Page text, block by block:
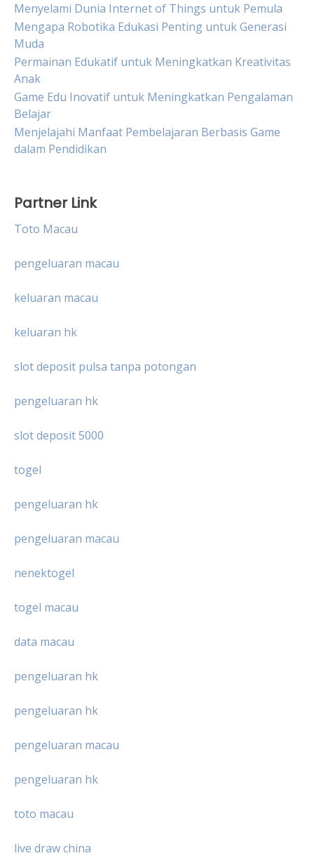
Menyelami Dunia Internet of Things untuk Pemula
Mengapa Robotika Edukasi Penting untuk Generasi
Muda
Permainan Edukatif untuk Meningkatkan Kreativitas
Anak
Game Edu Inovatif untuk Meningkatkan Pengalaman
Belajar
Menjelajahi Manfaat Pembelajaran Berbasis Game
dalam Pendidikan
Partner Link
Toto Macau
pengeluaran macau
keluaran macau
keluaran hk
slot deposit pulsa tanpa potongan
pengeluaran hk
slot deposit 5000
togel
pengeluaran hk
pengeluaran macau
nenektogel
togel macau
data macau
pengeluaran hk
pengeluaran hk
pengeluaran macau
pengeluaran hk
toto macau
live draw china